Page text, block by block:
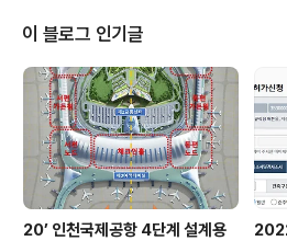
이 블로그 인기글
20’ 인천국제공항 4단계 설계용